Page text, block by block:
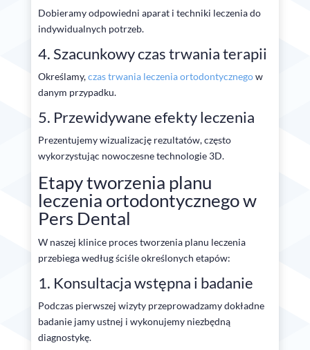
Dobieramy odpowiedni aparat i techniki leczenia do
indywidualnych potrzeb.
4. Szacunkowy czas trwania terapii
Określamy,czas trwania leczenia ortodontycznegow
danym przypadku.
5. Przewidywane efekty leczenia
Prezentujemy wizualizację rezultatów, często
wykorzystując nowoczesne technologie 3D.
Etapy tworzenia planu
leczenia ortodontycznego w
Pers Dental
W naszej klinice proces tworzenia planu leczenia
przebiega według ściśle określonych etapów:
1. Konsultacja wstępna i badanie
Podczas pierwszej wizyty przeprowadzamy dokładne
badanie jamy ustnej i wykonujemy niezbędną
diagnostykę.